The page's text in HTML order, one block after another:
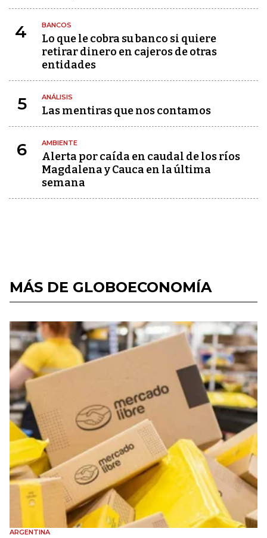
4 BANCOS
Lo que le cobra su banco si quiere
retirar dinero en cajeros de otras
entidades
5 ANÁLISIS
Las mentiras que nos contamos
6 AMBIENTE
Alerta por caída en caudal de los ríos
Magdalena y Cauca en la última
semana
MÁS DE GLOBOECONOMÍA
ARGENTINA